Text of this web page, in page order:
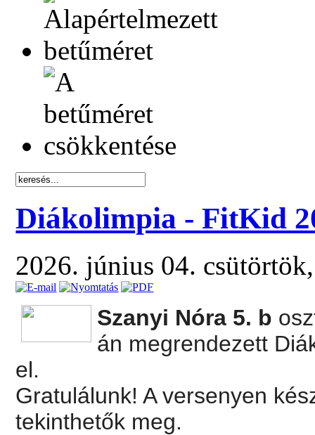
Diákolimpia - FitKid
2026. június 04.
Szanyi Nóra 5. b
án megrendezett
el.
Gratulálunk! A versenyen
tekinthetők meg.